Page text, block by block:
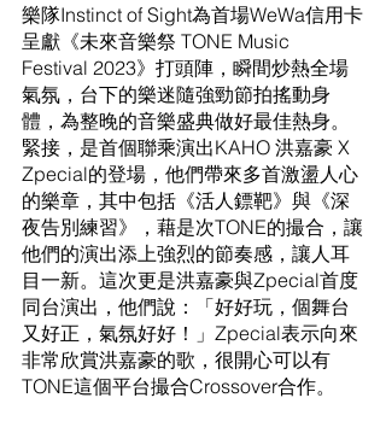
樂隊Instinct of Sight為首場WeWa信用卡
呈獻《未來音樂祭 TONE Music
Festival 2023》打頭陣，瞬間炒熱全場
氣氛，台下的樂迷隨強勁節拍搖動身
體，為整晚的音樂盛典做好最佳熱身。
緊接，是首個聯乘演出KAHO 洪嘉豪 X
Zpecial的登場，他們帶來多首激盪人心
的樂章，其中包括《活人鏢靶》與《深
夜告別練習》，藉是次TONE的撮合，讓
他們的演出添上強烈的節奏感，讓人耳
目一新。這次更是洪嘉豪與Zpecial首度
同台演出，他們說：「好好玩，個舞台
又好正，氣氛好好！」Zpecial表示向來
非常欣賞洪嘉豪的歌，很開心可以有
TONE這個平台撮合Crossover合作。